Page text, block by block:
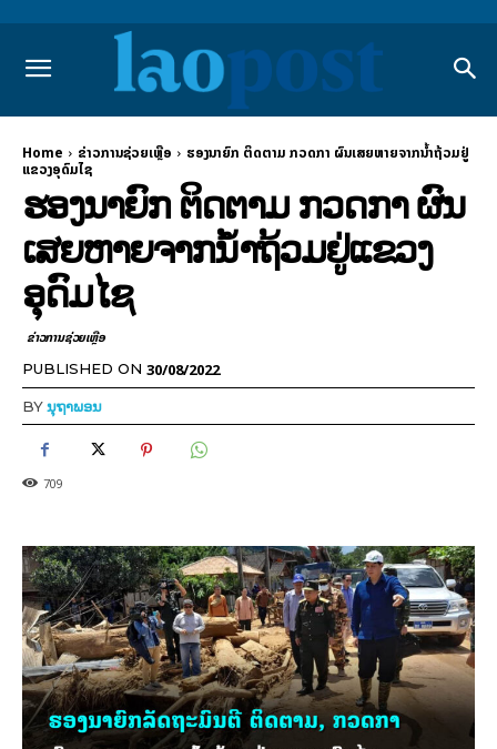
Home ຂ່າວການຊ່ວຍເຫຼືອ
ຮອງນາຍົກ ຕິດຕາມ ກວດ​ກາ ຜົນ​ເສຍ​ຫາຍ​ຈາກນ້ຳຖ້ວມຢູ່
ແຂວງອຸດົມໄຊ
ຮອງນາຍົກ ຕິດຕາມ ກວດ​ກາ ຜົນ​
ເສຍ​ຫາຍ​ຈາກນ້ຳຖ້ວມຢູ່ແຂວງ
ອຸດົມໄຊ
ຂ່າວການຊ່ວຍເຫຼືອ
PUBLISHED ON 30/08/2022
BYນຸຖາພອນ
709